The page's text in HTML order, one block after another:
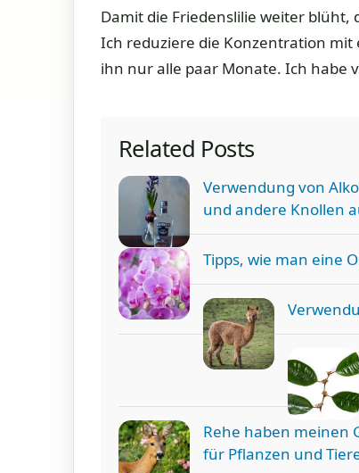
Damit die Friedenslilie weiter blüht,
Ich reduziere die Konzentration
ihn nur alle paar Monate. Ich habe
Related Posts
Verwendung von
und andere Knollen
Tipps, wie man eine
Rehe haben meinen
für Pflanzen und